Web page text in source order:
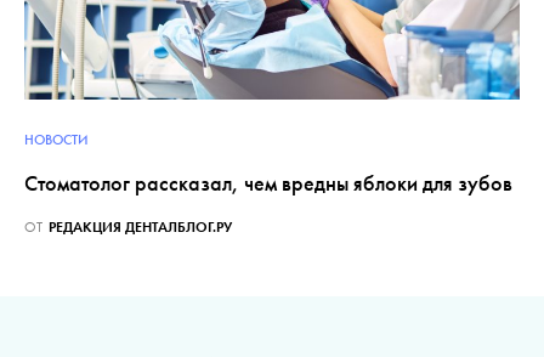
НОВОСТИ
Стоматолог рассказал, чем вредны яблоки для зубов
ОТ РЕДАКЦИЯ ДЕНТАЛБЛОГ.РУ